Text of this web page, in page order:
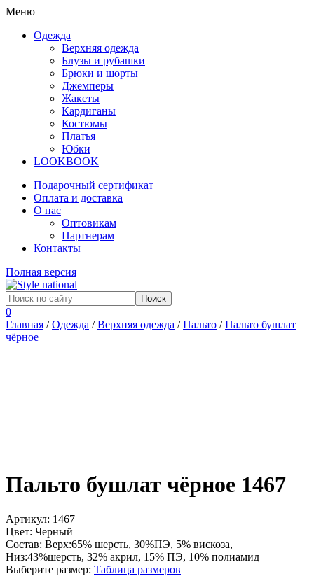
Меню
Одежда
Верхняя одежда
Блузы и рубашки
Брюки и шорты
Джемперы
Жакеты
Кардиганы
Костюмы
Платья
Юбки
LOOKBOOK
Подарочный сертификат
Оплата и доставка
О нас
Оптовикам
Партнерам
Контакты
Полная версия
0
Главная /Одежда /Верхняя одежда /Пальто /Пальто бушлат
чёрное
Пальто бушлат чёрное 1467
Артикул: 1467
Цвет: Черный
Состав: Верх:65% шерсть, 30%ПЭ, 5% вискоза,
Низ:43%шерсть, 32% акрил, 15% ПЭ, 10% полиамид
Выберите размер: Таблица размеров